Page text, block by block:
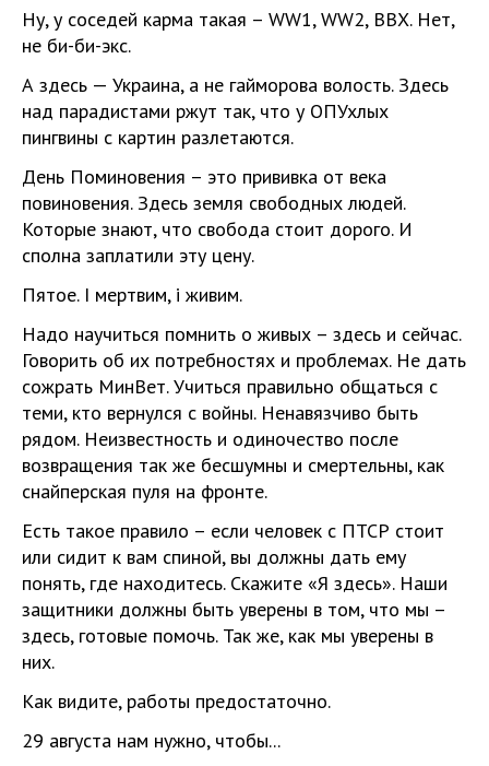
Ну, у соседей карма такая – WW1, WW2, ВВХ. Нет,
не би-би-экс.
А здесь — Украина, а не гайморова волость. Здесь
над парадистами ржут так, что у ОПУхлых
пингвины с картин разлетаются.
День Поминовения – это прививка от века
повиновения. Здесь земля свободных людей.
Которые знают, что свобода стоит дорого. И
сполна заплатили эту цену.
Пятое. І мертвим, і живим.
Надо научиться помнить о живых – здесь и сейчас.
Говорить об их потребностях и проблемах. Не дать
сожрать МинВет. Учиться правильно общаться с
теми, кто вернулся с войны. Ненавязчиво быть
рядом. Неизвестность и одиночество после
возвращения так же бесшумны и смертельны, как
снайперская пуля на фронте.
Есть такое правило – если человек с ПТСР стоит
или сидит к вам спиной, вы должны дать ему
понять, где находитесь. Скажите «Я здесь». Наши
защитники должны быть уверены в том, что мы –
здесь, готовые помочь. Так же, как мы уверены в
них.
Как видите, работы предостаточно.
29 августа нам нужно, чтобы...